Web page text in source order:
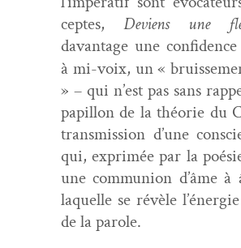
ceptes, Deviens une
davan­tage une
à mi-voix, un «
» – qui n’est pas sans
papil­lon de la théorie du
trans­mis­sion d’une
qui, exprimée par la
une com­mu­nion d’âme à
laque­lle se révèle
de la parole.